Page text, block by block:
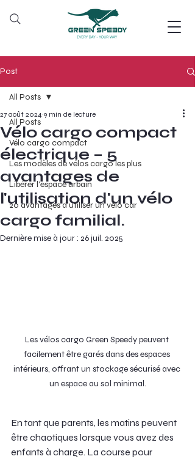
Post
All Posts
Vélo cargo compact
Les modèles de vélos cargo les plus
Libérer l'espace urbain
20 avantages d’utiliser un vélo car
All Posts
Vélo cargo compact
électrique – 5
avantages de
l'utilisation d'un vélo
cargo familial.
27 août 2024 9 min de lecture
Dernière mise à jour : 26 juil. 2025
Les vélos cargo Green Speedy peuvent
facilement être garés dans des espaces
intérieurs, offrant un stockage sécurisé avec
un espace au sol minimal.
En tant que parents, les matins peuvent
être chaotiques lorsque vous avez des
enfants à charge. La course pour